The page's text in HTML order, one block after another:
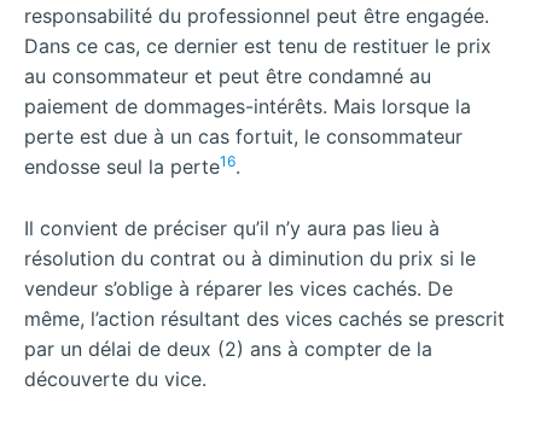
responsabilité du professionnel peut être engagée.
Dans ce cas, ce dernier est tenu de restituer le prix
au consommateur et peut être condamné au
paiement de dommages-intérêts. Mais lorsque la
perte est due à un cas fortuit, le consommateur
endosse seul la perte16.
Il convient de préciser qu’il n’y aura pas lieu à
résolution du contrat ou à diminution du prix si le
vendeur s’oblige à réparer les vices cachés. De
même, l’action résultant des vices cachés se prescrit
par un délai de deux (2) ans à compter de la
découverte du vice.